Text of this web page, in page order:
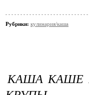
Рубрики: кулинария/каша
КАША КАШЕ